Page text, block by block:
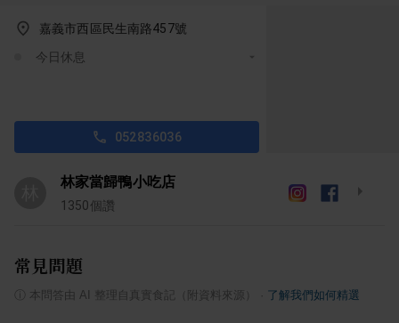
嘉義市西區民生南路457號
今日休息
052836036
林家當歸鴨小吃店
1350個讚
常見問題
本問答由 AI 整理自真實食記（附資料來源） 了解我們如何精選